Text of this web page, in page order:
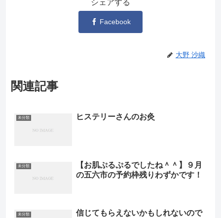
シェアする
Facebook
大野 沙織
関連記事
未分類 ヒステリーさんのお灸
未分類
【お肌ぷるぷるでしたね＾＾】９月
の五六市の予約枠残りわずかです！
未分類
信じてもらえないかもしれないので